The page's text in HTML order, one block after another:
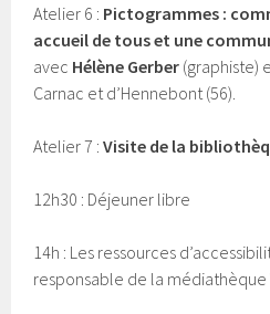
Atelier 6 : Pictogrammes :
accueil de tous et une
avec Hélène Gerber (graphiste)
Carnac et d’Hennebont (56).
Atelier 7 :Visite de la
12h30 : Déjeuner libre
14h : Les ressources
responsable de la médiathèque